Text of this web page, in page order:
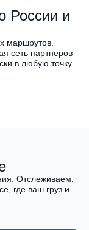
России и
маршрутов.
сеть партнеров
в любую точку
Отслеживаем,
где ваш груз и